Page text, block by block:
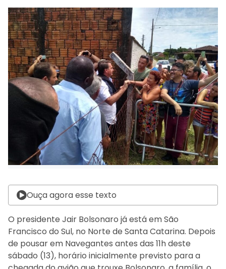
Ouça agora esse texto
O presidente Jair Bolsonaro já está em São
Francisco do Sul, no Norte de Santa Catarina. Depois
de pousar em Navegantes antes das 11h deste
sábado (13), horário inicialmente previsto para a